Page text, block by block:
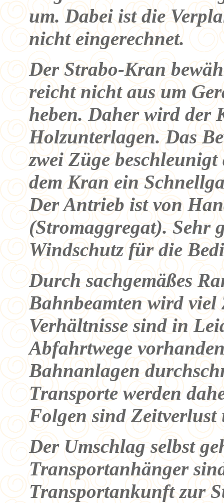
um. Dabei ist die
nicht eingerechnet.
Der Strabo-Kran
reicht nicht aus um
heben. Daher wird der
Holzunterlagen. Das
zwei Züge
dem Kran ein
Der Antrieb ist von
(Stromaggregat). Sehr
Windschutz für die
Durch sachgemäßes
Bahnbeamten wird viel
Verhältnisse sind in
Abfahrtwege
Bahnanlagen
Transporte werden
Folgen sind
Der Umschlag selbst
Transportanhänger
Transportankunft zur